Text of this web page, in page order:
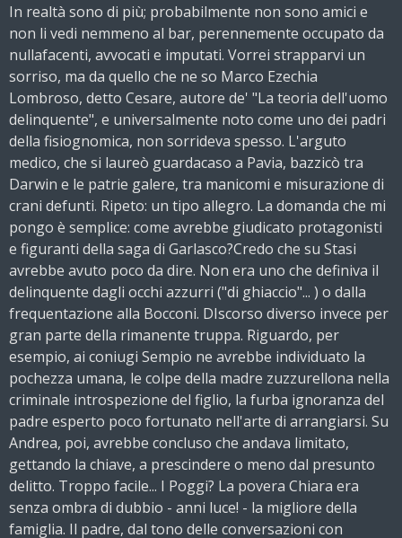
In realtà sono di più; probabilmente non sono amici e
non li vedi nemmeno al bar, perennemente occupato da
nullafacenti, avvocati e imputati. Vorrei strapparvi un
sorriso, ma da quello che ne so Marco Ezechia
Lombroso, detto Cesare, autore de' "La teoria dell'uomo
delinquente", e universalmente noto come uno dei padri
della fisiognomica, non sorrideva spesso. L'arguto
medico, che si laureò guardacaso a Pavia, bazzicò tra
Darwin e le patrie galere, tra manicomi e misurazione di
crani defunti. Ripeto: un tipo allegro. La domanda che mi
pongo è semplice: come avrebbe giudicato protagonisti
e figuranti della saga di Garlasco?Credo che su Stasi
avrebbe avuto poco da dire. Non era uno che definiva il
delinquente dagli occhi azzurri ("di ghiaccio"... ) o dalla
frequentazione alla Bocconi. DIscorso diverso invece per
gran parte della rimanente truppa. Riguardo, per
esempio, ai coniugi Sempio ne avrebbe individuato la
pochezza umana, le colpe della madre zuzzurellona nella
criminale introspezione del figlio, la furba ignoranza del
padre esperto poco fortunato nell'arte di arrangiarsi. Su
Andrea, poi, avrebbe concluso che andava limitato,
gettando la chiave, a prescindere o meno dal presunto
delitto. Troppo facile... I Poggi? La povera Chiara era
senza ombra di dubbio - anni luce! - la migliore della
famiglia. Il padre, dal tono delle conversazioni con